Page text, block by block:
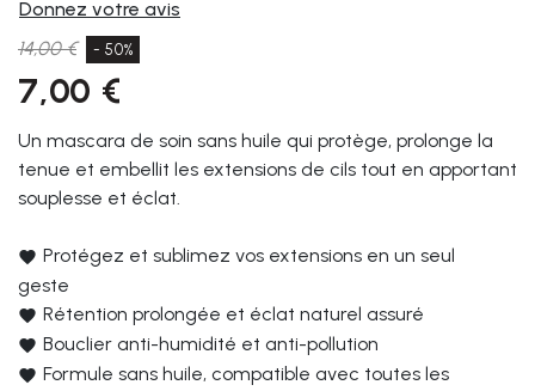
Donnez votre avis
14,00 €
- 50%
7,00 €
Un mascara de soin sans huile qui protège, prolonge la
tenue et embellit les extensions de cils tout en apportant
souplesse et éclat.
Protégez et sublimez vos extensions en un seul
geste
Rétention prolongée et éclat naturel assuré
Bouclier anti-humidité et anti-pollution
Formule sans huile, compatible avec toutes les